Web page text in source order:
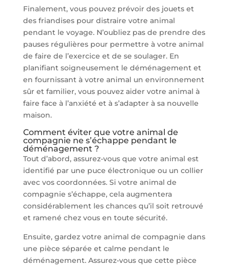
Finalement, vous pouvez prévoir des jouets et
des friandises pour distraire votre animal
pendant le voyage. N’oubliez pas de prendre des
pauses régulières pour permettre à votre animal
de faire de l’exercice et de se soulager. En
planifiant soigneusement le déménagement et
en fournissant à votre animal un environnement
sûr et familier, vous pouvez aider votre animal à
faire face à l’anxiété et à s’adapter à sa nouvelle
maison.
Comment éviter que votre animal de
compagnie ne s’échappe pendant le
déménagement ?
Tout d’abord, assurez-vous que votre animal est
identifié par une puce électronique ou un collier
avec vos coordonnées. Si votre animal de
compagnie s’échappe, cela augmentera
considérablement les chances qu’il soit retrouvé
et ramené chez vous en toute sécurité.
Ensuite, gardez votre animal de compagnie dans
une pièce séparée et calme pendant le
déménagement. Assurez-vous que cette pièce